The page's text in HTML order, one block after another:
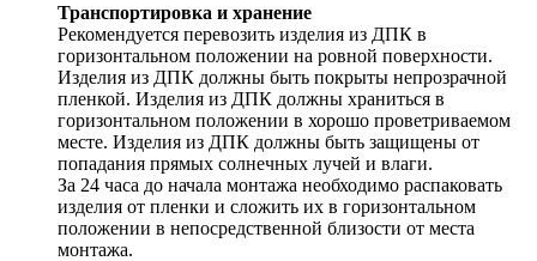
Транспортировка и хранение
Рекомендуется перевозить изделия из ДПК в
горизонтальном положении на ровной поверхности.
Изделия из ДПК должны быть покрыты непрозрачной
пленкой. Изделия из ДПК должны храниться в
горизонтальном положении в хорошо проветриваемом
месте. Изделия из ДПК должны быть защищены от
попадания прямых солнечных лучей и влаги.
За 24 часа до начала монтажа необходимо распаковать
изделия от пленки и сложить их в горизонтальном
положении в непосредственной близости от места
монтажа.